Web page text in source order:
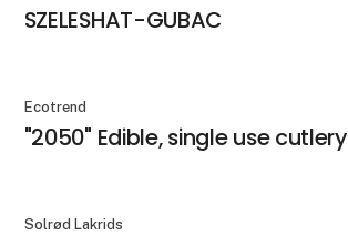
SZELESHAT-GUBAC
Ecotrend
"2050" Edible, single use cutlery
Solrød Lakrids